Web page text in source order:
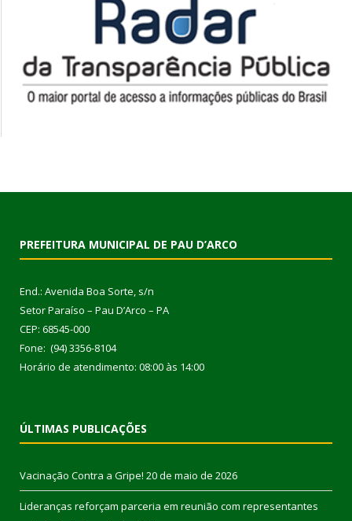
PREFEITURA MUNICIPAL DE PAU D’ARCO
End.: Avenida Boa Sorte, s/n
Setor Paraíso – Pau D’Arco – PA
CEP: 68545-000
Fone: (94) 3356-8104
Horário de atendimento: 08:00 às 14:00
ÚLTIMAS PUBLICAÇÕES
Vacinação Contra a Gripe! 20 de maio de 2026
Lideranças reforçam parceria em reunião com representantes